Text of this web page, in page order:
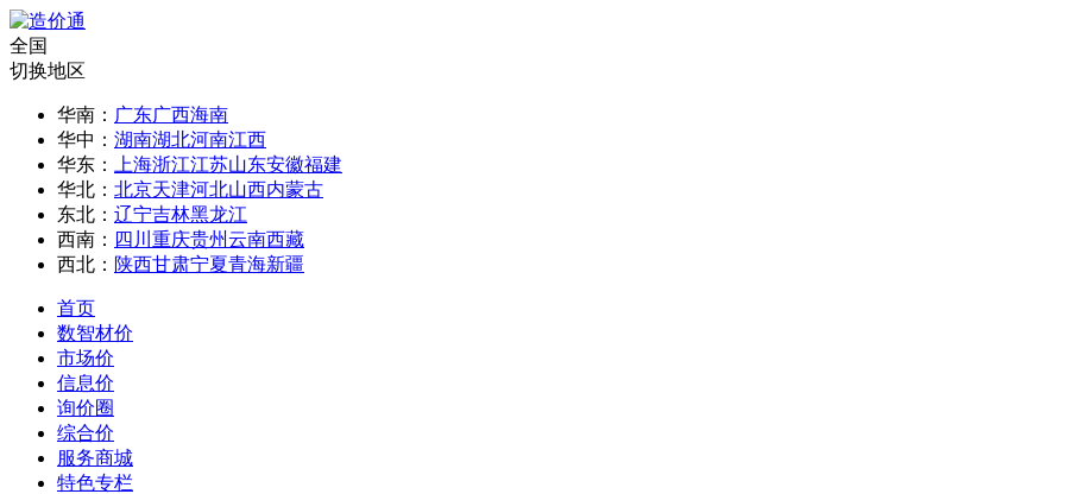
全国
切换地区
华南： 广东广西海南
华中： 湖南湖北河南江西
华东：
上海浙江江苏山东安徽福建
华北： 北京天津河北山西内蒙古
东北： 辽宁吉林黑龙江
西南： 四川 重庆贵州云南西藏
西北： 陕西甘肃宁夏青海新疆
首页
数智材价
市场价
信息价
询价圈
综合价
服务商城
特色专栏